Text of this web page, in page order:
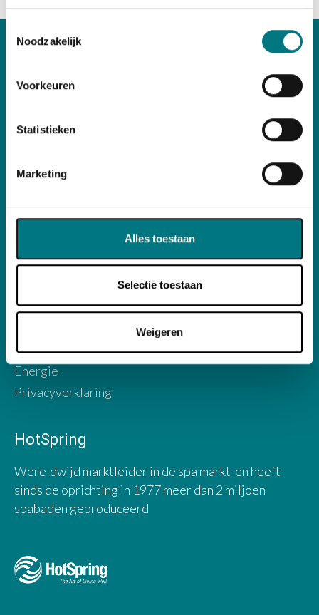
Noodzakelijk
Voorkeuren
Statistieken
Marketing
Alles toestaan
Selectie toestaan
Weigeren
Trapjes
Occasions
Cold Plunge
Webshop
Contact
Energie
Privacyverklaring
HotSpring
Wereldwijd marktleider in de spa markt en heeft
sinds de oprichting in 1977 meer dan 2 miljoen
spabaden geproduceerd